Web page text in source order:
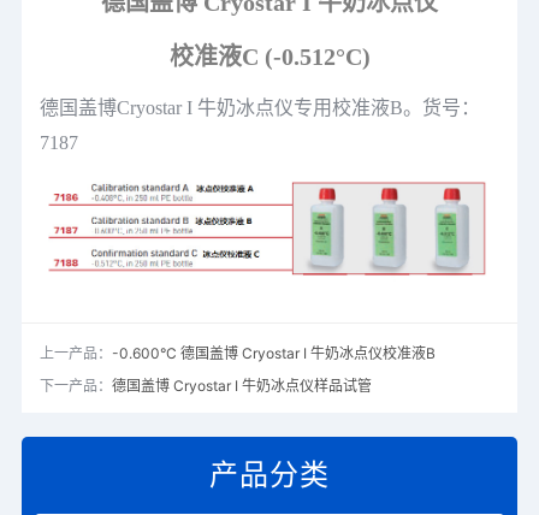
产品分类
校准液C (-0.512°C)
德国盖博Cryostar I 牛奶冰点仪专用校准液B。货号：
7187
上一产品： -0.600°C 德国盖博 Cryostar I 牛奶冰点仪校准液B
下一产品： 德国盖博 Cryostar I 牛奶冰点仪样品试管